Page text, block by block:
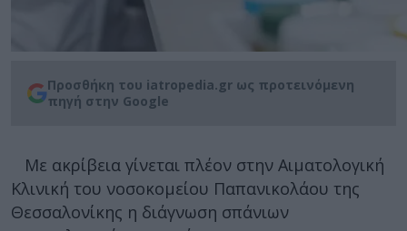
Προσθήκη του iatropedia.gr ως προτεινόμενη
πηγή στην Google
Με ακρίβεια γίνεται πλέον στην Αιματολογική
Κλινική του νοσοκομείου Παπανικολάου της
Θεσσαλονίκης η διάγνωση σπάνιων